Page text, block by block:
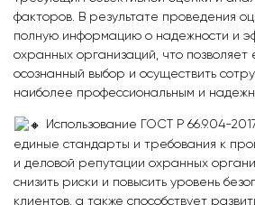
факторов. В результате проведения
полную информацию о надежности и
охранных организаций, что позволяет
осознанный выбор и осуществить
наиболее профессиональным и
Использование ГОСТ Р 66.9.04-
единые стандарты и требования к
и деловой репутации охранных
снизить риски и повысить уровень
клиентов, а также способствует